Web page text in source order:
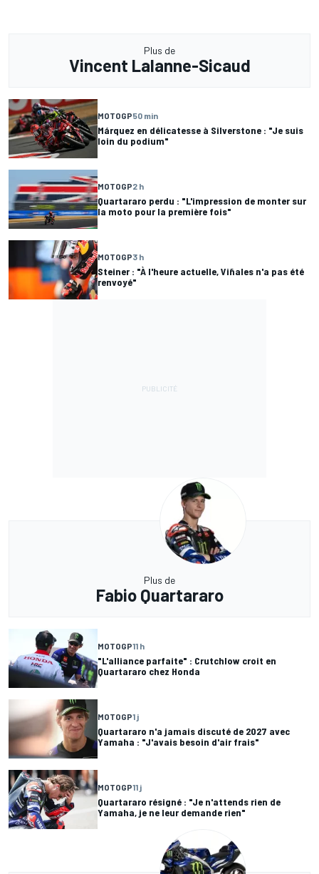
Plus de
Vincent Lalanne-Sicaud
MOTOGP50 min
Márquez en délicatesse à Silverstone : "Je suis
loin du podium"
MOTOGP2 h
Quartararo perdu : "L'impression de monter sur
la moto pour la première fois"
MOTOGP3 h
Steiner : "À l'heure actuelle, Viñales n'a pas été
renvoyé"
Plus de
Fabio Quartararo
MOTOGP11 h
"L'alliance parfaite" : Crutchlow croit en
Quartararo chez Honda
MOTOGP1 j
Quartararo n'a jamais discuté de 2027 avec
Yamaha : "J'avais besoin d'air frais"
MOTOGP11 j
Quartararo résigné : "Je n'attends rien de
Yamaha, je ne leur demande rien"